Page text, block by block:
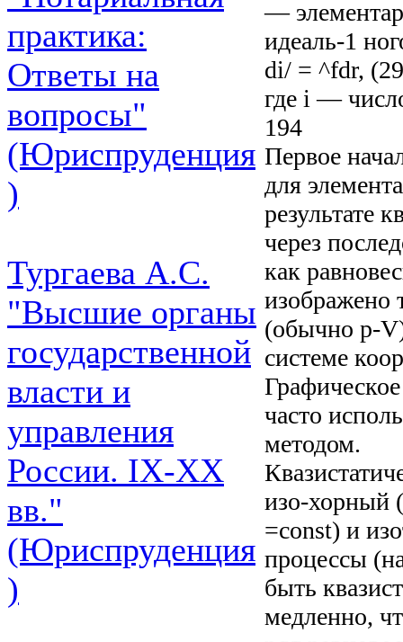
практика:
Ответы на
вопросы"
(Юриспруденция
)
Тургаева А.С.
"Высшие органы
государственной
власти и
управления
России. IХ-ХХ
вв."
(Юриспруденция
)
—
идеаль-1
di/ = ^fdr,
где і —
194
Первое
для
результате
через
как
изображено
(обычно p-
системе
часто
методом.
изо-хорный
=const) и
процессы
быть
медленно,